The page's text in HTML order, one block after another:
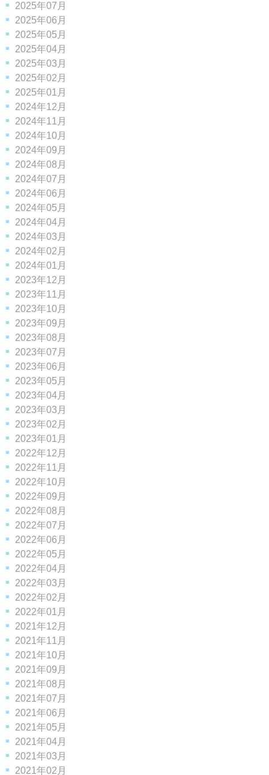
2025年07月
2025年06月
2025年05月
2025年04月
2025年03月
2025年02月
2025年01月
2024年12月
2024年11月
2024年10月
2024年09月
2024年08月
2024年07月
2024年06月
2024年05月
2024年04月
2024年03月
2024年02月
2024年01月
2023年12月
2023年11月
2023年10月
2023年09月
2023年08月
2023年07月
2023年06月
2023年05月
2023年04月
2023年03月
2023年02月
2023年01月
2022年12月
2022年11月
2022年10月
2022年09月
2022年08月
2022年07月
2022年06月
2022年05月
2022年04月
2022年03月
2022年02月
2022年01月
2021年12月
2021年11月
2021年10月
2021年09月
2021年08月
2021年07月
2021年06月
2021年05月
2021年04月
2021年03月
2021年02月